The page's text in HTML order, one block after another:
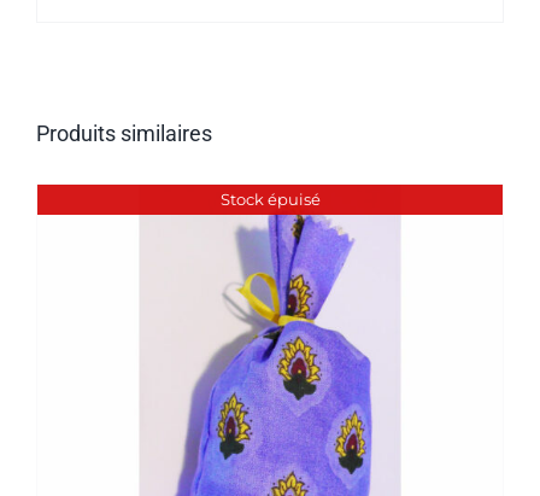
Produits similaires
Stock épuisé